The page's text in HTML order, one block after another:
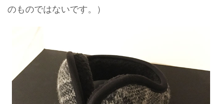
のものではないです。）